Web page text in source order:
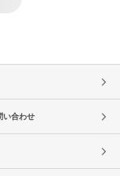
い合わせ